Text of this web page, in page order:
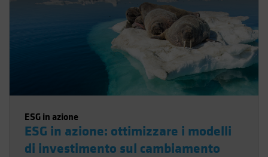
ESG in azione
ESG in azione: ottimizzare i modelli
di investimento sul cambiamento